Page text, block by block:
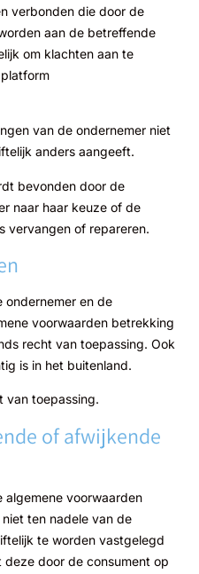
verbonden die door de
aan de betreffende
om klachten aan te
van de ondernemer niet
anders aangeeft.
bevonden door de
naar haar keuze of de
vervangen of repareren.
ondernemer en de
voorwaarden betrekking
recht van toepassing. Ook
is in het buitenland.
van toepassing.
of afwijkende
algemene voorwaarden
ten nadele van de
te worden vastgelegd
door de consument op